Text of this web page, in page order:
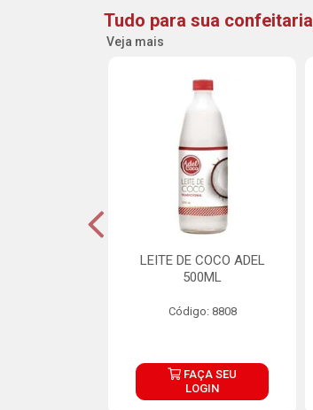
Tudo para sua confeitaria
Veja mais
LEITE DE COCO ADEL
500ML
Código: 8808
FAÇA SEU
LOGIN